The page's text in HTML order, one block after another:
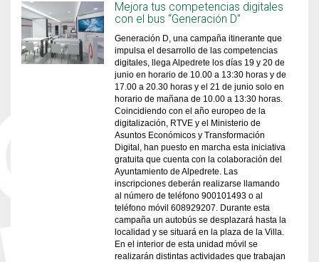
Mejora tus competencias digitales
con el bus “Generación D”
Generación D, una campaña itinerante que
impulsa el desarrollo de las competencias
digitales, llega Alpedrete los días 19 y 20 de
junio en horario de 10.00 a 13:30 horas y de
17.00 a 20.30 horas y el 21 de junio solo en
horario de mañana de 10.00 a 13:30 horas.
Coincidiendo con el año europeo de la
digitalización, RTVE y el Ministerio de
Asuntos Económicos y Transformación
Digital, han puesto en marcha esta iniciativa
gratuita que cuenta con la colaboración del
Ayuntamiento de Alpedrete. Las
inscripciones deberán realizarse llamando
al número de teléfono 900101493 o al
teléfono móvil 608929207. Durante esta
campaña un autobús se desplazará hasta la
localidad y se situará en la plaza de la Villa.
En el interior de esta unidad móvil se
realizarán distintas actividades que trabajan